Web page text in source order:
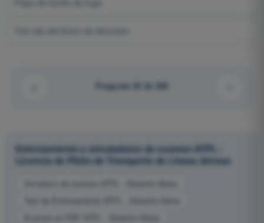
Pregunta 42 de 520
Entrenamiento y simuladores de examen ATPL -
Licencia de Piloto de Transporte de Líneas Aéreas
Simulacro de examen ATPL - Derecho Aéreo